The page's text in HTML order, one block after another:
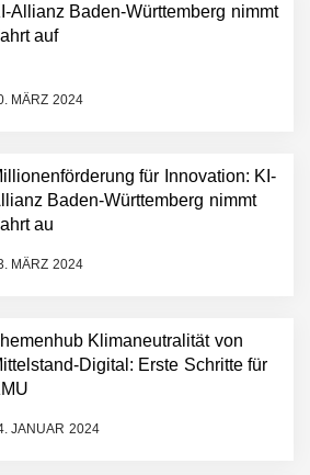
Allianz Baden-Württemberg nimmt
auf
MÄRZ 2024
für Innovation: KI-
Baden-Württemberg nimmt
au
MÄRZ 2024
Klimaneutralität von
Digital: Erste Schritte für
JANUAR 2024
NEURA Robotics gibt
Dollar bekannt, um den
Plattform zu beschleunigen
NEURA Robotics und
Amazon Web Services
starten strategische
AI breit auszurollen
Humanoider Roboter bringt
Hightech ins Stadion
Simulationsdienstleistung in
FiniteNow ermöglicht